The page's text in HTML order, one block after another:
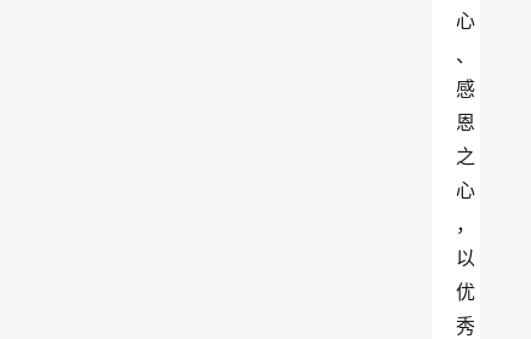
心
、
感
恩
之
心
，
以
优
秀